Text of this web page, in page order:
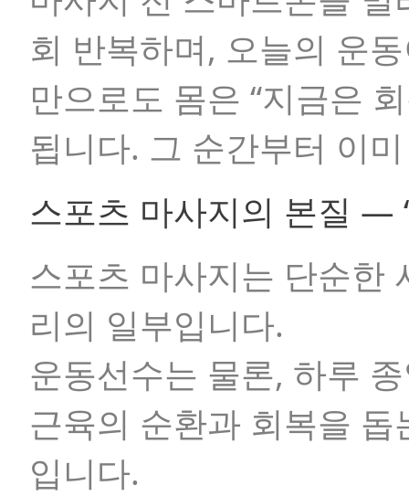
회 반복하며, 오늘의 운
만으로도 몸은 “지금은
됩니다. 그 순간부터 이
스포츠 마사지의 본질 —
스포츠 마사지는 단순한
리의 일부입니다.
운동선수는 물론, 하루
근육의 순환과 회복을
입니다.